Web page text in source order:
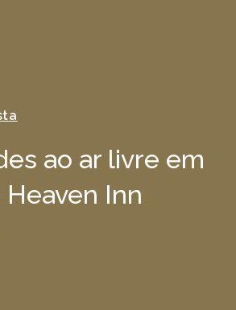
ao ar livre em
Heaven Inn